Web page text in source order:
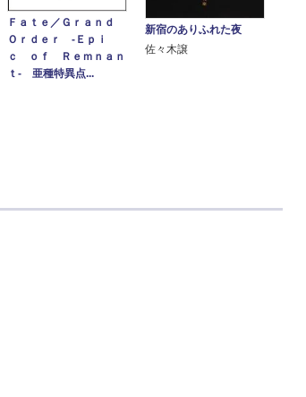
Ｆａｔｅ／Ｇｒａｎｄ
Ｏｒｄｅｒ ‐Ｅｐｉ
ｃ ｏｆ Ｒｅｍｎａｎ
ｔ‐ 亜種特異点...
新宿のありふれた夜
佐々木譲